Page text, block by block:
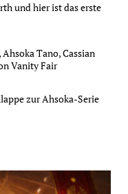
und hier ist das erste
Tano, Cassian
Vanity Fair
zur Ahsoka-Serie